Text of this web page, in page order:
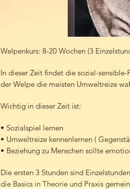
Welpenkurs: 8-20 Wochen (3
In dieser Zeit findet die sozial-
der Welpe die meisten Umweltreize
Wichtig in dieser Zeit ist:
• Sozialspiel lernen
• Umweltreize kennenlernen (
• Beziehung zu Menschen sollte
Die ersten 3 Stunden sind
die Basics in Theorie und Praxis